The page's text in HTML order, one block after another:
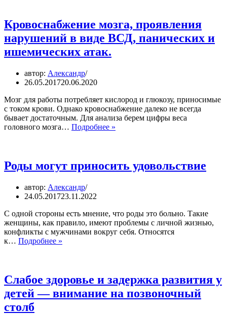
Кровоснабжение мозга, проявления
нарушений в виде ВСД, панических и
ишемических атак.
автор: Александр
26.05.201720.06.2020
Мозг для работы потребляет кислород и глюкозу, приносимые
с током крови. Однако кровоснабжение далеко не всегда
бывает достаточным. Для анализа берем цифры веса
головного мозга… Подробнее »
в
виде
атак.
Роды могут приносить удовольствие
автор: Александр
24.05.201723.11.2022
С одной стороны есть мнение, что роды это больно. Такие
женщины, как правило, имеют проблемы с личной жизнью,
конфликты с мужчинами вокруг себя. Относятся
к… Подробнее »
Слабое здоровье и задержка развития у
детей — внимание на позвоночный
столб